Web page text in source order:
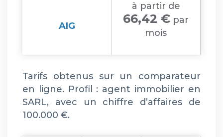
AIG
à partir de
66,42 € par
mois
Tarifs obtenus sur un comparateur
en ligne. Profil : agent immobilier en
SARL, avec un chiffre d’affaires de
100.000 €.